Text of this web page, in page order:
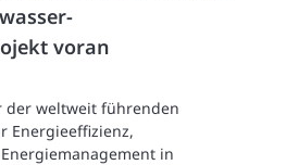
voran
der weltweit führenden
Energieeffizienz,
in